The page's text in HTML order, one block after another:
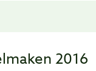
2016